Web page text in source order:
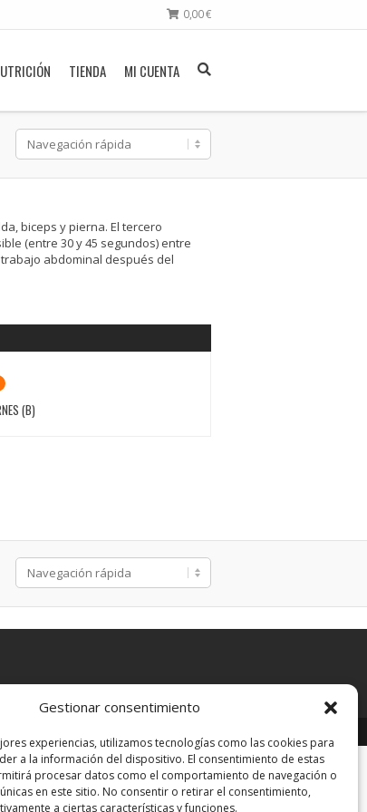
Gestionar consentimiento
experiencias, utilizamos tecnologías como las cookies para
a la información del dispositivo. El consentimiento de estas
procesar datos como el comportamiento de navegación o
en este sitio. No consentir o retirar el consentimiento,
a ciertas características y funciones.
0,00€
TIENDA MI CUENTA
biceps y pierna. El tercero
(entre 30 y 45 segundos) entre
abdominal después del
(B)